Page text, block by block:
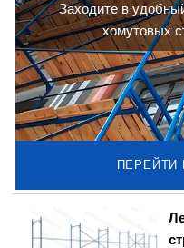
Заходите в
хомутовых
ПЕРЕЙТИ